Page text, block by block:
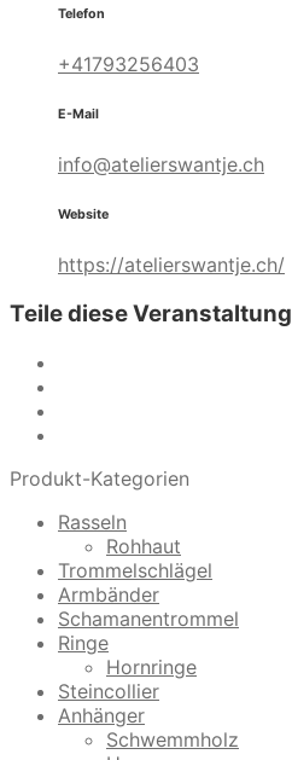
Telefon
+41793256403
E-Mail
info@atelierswantje.ch
Website
https://atelierswantje.ch/
Teile diese Veranstaltung
Produkt-Kategorien
Rasseln
Rohhaut
Trommelschlägel
Armbänder
Schamanentrommel
Ringe
Hornringe
Steincollier
Anhänger
Schwemmholz